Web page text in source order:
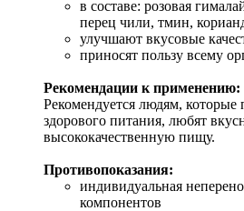
в составе: розовая
перец чили, тмин,
улучшают вкусовые
приносят пользу всему
Рекомендации к применению:
Рекомендуется людям,
здорового питания, любят
высококачественную пищу.
Противопоказания:
индивидуальная
компонентов